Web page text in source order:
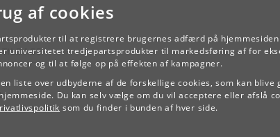
af cookies
til at registrere brugernes adfærd på
universitetet tredjepartsprodukter til markedsføring af for
og til at følge op på effekten af kampagner.
liste over udbyderne af de forskellige cookies, som kan
Du kan selv vælge om du vil acceptere eller afslå
som du finder i bunden af hver side.
TILBAGE